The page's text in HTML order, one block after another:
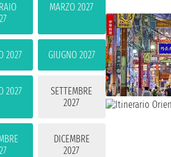
MARZO 2027
2027 GIUGNO 2027
2027
SETTEMBRE
2027
DICEMBRE
2027